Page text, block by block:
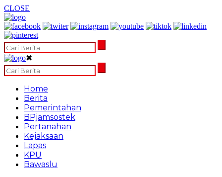
CLOSE
✖
Home
Berita
Pemerintahan
BPjamsostek
Pertanahan
Kejaksaan
Lapas
KPU
Bawaslu